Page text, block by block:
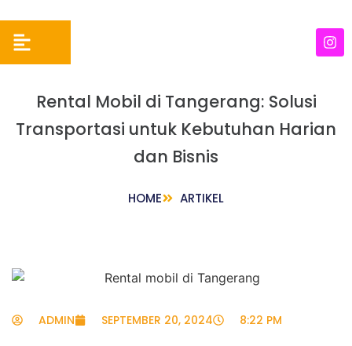
Rental Mobil di Tangerang: Solusi
Transportasi untuk Kebutuhan Harian
dan Bisnis
HOME ARTIKEL
ADMIN SEPTEMBER 20, 2024 8:22 PM